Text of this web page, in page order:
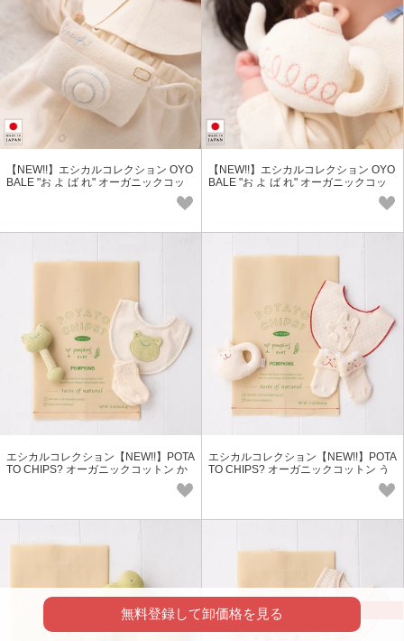
【NEW!!】エシカルコレクション OYO
BALE "お よ ば れ" オーガニックコッ
【NEW!!】エシカルコレクション OYO
BALE "お よ ば れ" オーガニックコッ
エシカルコレクション【NEW!!】POTA
TO CHIPS? オーガニックコットン か
エシカルコレクション【NEW!!】POTA
TO CHIPS? オーガニックコットン う
SOLD OUT
無料登録して卸価格を見る